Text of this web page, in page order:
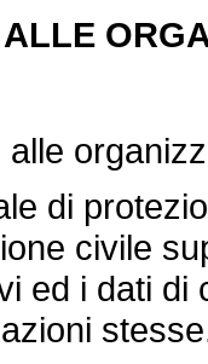
alle
di
civile
ed i dati